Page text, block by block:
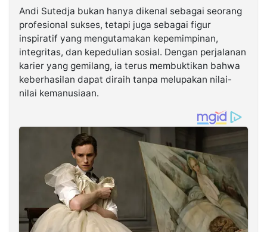
Andi Sutedja bukan hanya dikenal sebagai seorang
profesional sukses, tetapi juga sebagai figur
inspiratif yang mengutamakan kepemimpinan,
integritas, dan kepedulian sosial. Dengan perjalanan
karier yang gemilang, ia terus membuktikan bahwa
keberhasilan dapat diraih tanpa melupakan nilai-
nilai kemanusiaan.